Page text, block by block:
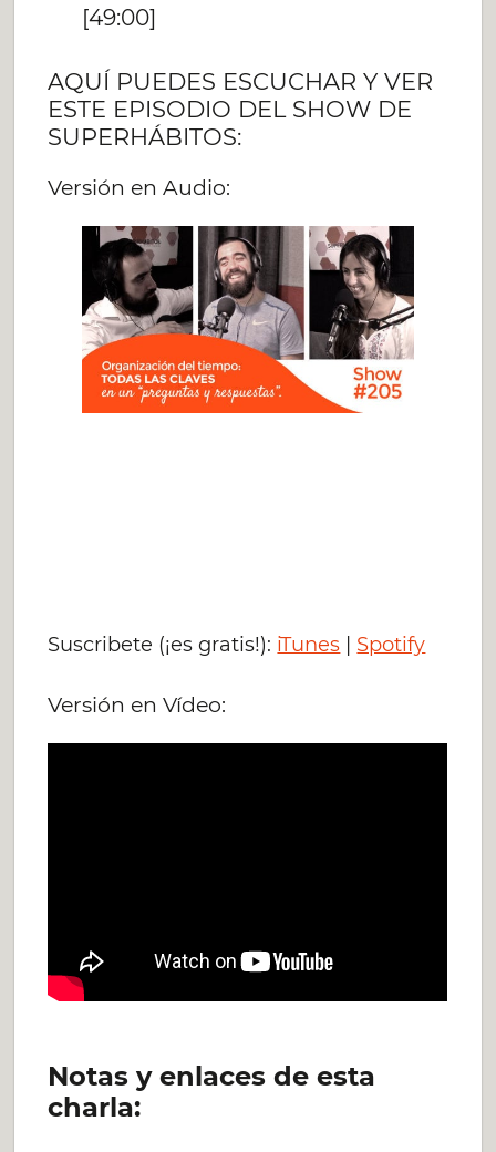
[49:00]
AQUÍ PUEDES ESCUCHAR Y VER
ESTE EPISODIO DEL SHOW DE
SUPERHÁBITOS:
Versión en Audio:
Suscribete (¡es gratis!): iTunes Spotify
Versión en Vídeo:
Notas y enlaces de esta
charla: